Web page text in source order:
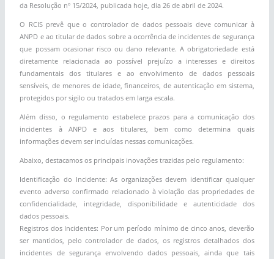
da Resolução nº 15/2024, publicada hoje, dia 26 de abril de 2024.
O RCIS prevê que o controlador de dados pessoais deve comunicar à
ANPD e ao titular de dados sobre a ocorrência de incidentes de segurança
que possam ocasionar risco ou dano relevante. A obrigatoriedade está
diretamente relacionada ao possível prejuízo a interesses e direitos
fundamentais dos titulares e ao envolvimento de dados pessoais
sensíveis, de menores de idade, financeiros, de autenticação em sistema,
protegidos por sigilo ou tratados em larga escala.
Além disso, o regulamento estabelece prazos para a comunicação dos
incidentes à ANPD e aos titulares, bem como determina quais
informações devem ser incluídas nessas comunicações.
Abaixo, destacamos os principais inovações trazidas pelo regulamento:
Identificação do Incidente: As organizações devem identificar qualquer
evento adverso confirmado relacionado à violação das propriedades de
confidencialidade, integridade, disponibilidade e autenticidade dos
dados pessoais.
Registros dos Incidentes: Por um período mínimo de cinco anos, deverão
ser mantidos, pelo controlador de dados, os registros detalhados dos
incidentes de segurança envolvendo dados pessoais, ainda que tais